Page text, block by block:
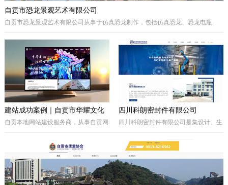
自贡市恐龙景观艺术有限公司
自贡市恐龙景观艺术有限公司从事于仿真恐龙制作，包括仿真恐龙、恐龙电瓶
建站成功案例｜自贡市华耀文化
艺术有限公司官网定制开发项目
自贡本地网站建设服务商，从事自贡网
发，本次完成自贡市华耀文化艺术有限
公司官网定制搭建，包含品牌展示、案
例展示、在线询盘功能，搭配全套基础
SEO优化。
四川科朗密封件有限公司
四川科朗密封件有限公司是集设计、生
于电力、氧化铝、矿山、石油石化、钢
铁等行业所需的机械密封件及其配件、
密封件的生产制造；因公司业务发展需
要，成立的四川科朗环保设备有限公司